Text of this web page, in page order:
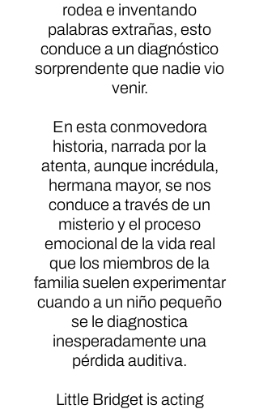
rodea e inventando
palabras extrañas, esto
conduce a un diagnóstico
sorprendente que nadie vio
venir.
En esta conmovedora
historia, narrada por la
atenta, aunque incrédula,
hermana mayor, se nos
conduce a través de un
misterio y el proceso
emocional de la vida real
que los miembros de la
familia suelen experimentar
cuando a un niño pequeño
se le diagnostica
inesperadamente una
pérdida auditiva.
Little Bridget is acting